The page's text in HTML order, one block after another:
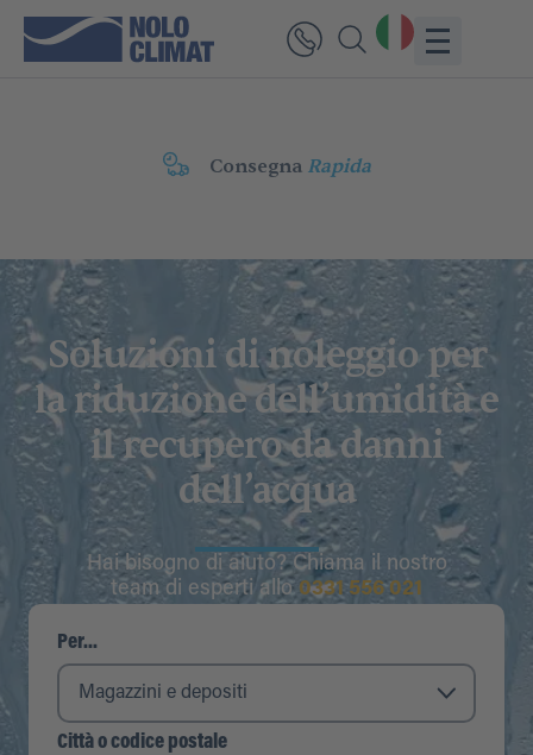
Consegna Rapida
Soluzioni di noleggio per
la riduzione dell’umidità e
il recupero da danni
dell’acqua
Hai bisogno di aiuto? Chiama il nostro
team di esperti allo 0331 556 021
Per...
Città o codice postale